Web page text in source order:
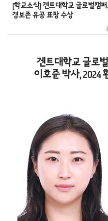
[학교소식] 겐트대학교 글로벌캠
경보존 유공 표창 수상
겐트대학교 글로
이호준 박사, 2024